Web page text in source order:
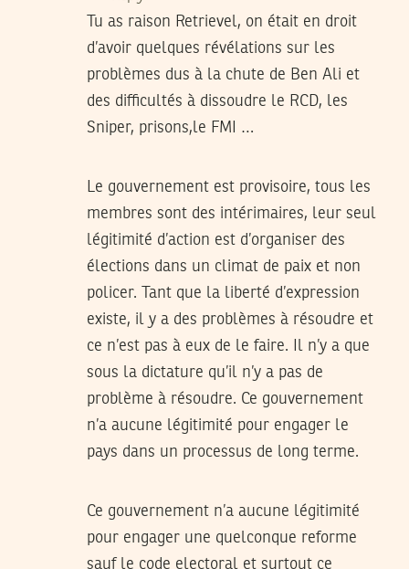
Tu as raison Retrievel, on était en droit
d’avoir quelques révélations sur les
problèmes dus à la chute de Ben Ali et
des difficultés à dissoudre le RCD, les
Sniper, prisons,le FMI …
Le gouvernement est provisoire, tous les
membres sont des intérimaires, leur seul
légitimité d’action est d’organiser des
élections dans un climat de paix et non
policer. Tant que la liberté d’expression
existe, il y a des problèmes à résoudre et
ce n’est pas à eux de le faire. Il n’y a que
sous la dictature qu’il n’y a pas de
problème à résoudre. Ce gouvernement
n’a aucune légitimité pour engager le
pays dans un processus de long terme.
Ce gouvernement n’a aucune légitimité
pour engager une quelconque reforme
sauf le code electoral et surtout ce